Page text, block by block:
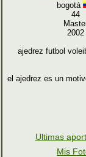
bogotá
44
2002
ajedrez futbol
el ajedrez es un
Ultimas
Mis